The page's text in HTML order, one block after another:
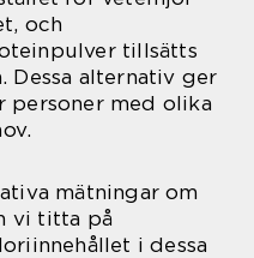
och
tillsätts
Dessa alternativ ger
med olika
mätningar om
vi titta på
i dessa